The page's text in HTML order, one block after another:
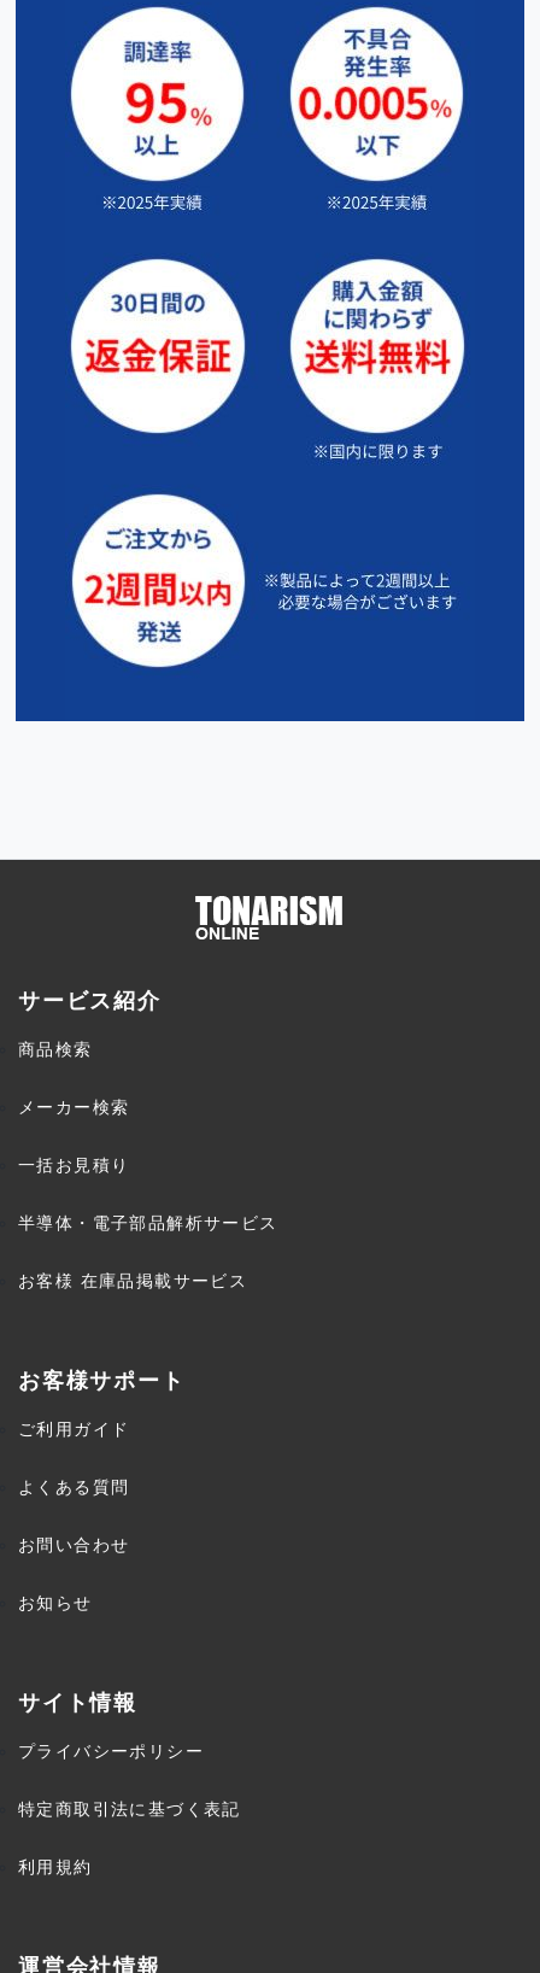
サービス紹介
商品検索
メーカー検索
一括お見積り
半導体・電子部品解析サービス
お客様 在庫品掲載サービス
お客様サポート
ご利用ガイド
よくある質問
お問い合わせ
お知らせ
サイト情報
プライバシーポリシー
特定商取引法に基づく表記
利用規約
運営会社情報